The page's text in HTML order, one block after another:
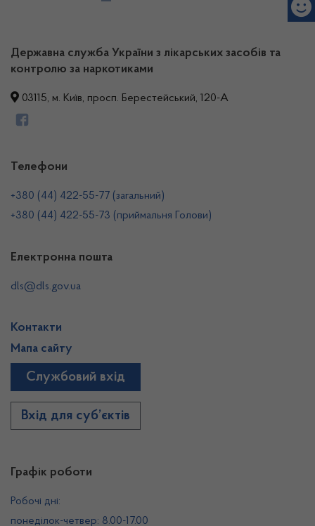
Державна служба України з лікарських засобів та
контролю за наркотиками
03115, м. Київ, просп. Берестейський, 120-А
Графік роботи
Робочі дні:
понеділок-четвер: 8.00-17.00
Телефони
+380 (44) 422-55-77 (загальний)
+380 (44) 422-55-73 (приймальня Голови)
Електронна пошта
dls@dls.gov.ua
Контакти
Мапа сайту
Службовий вхід
Вхід для суб’єктів